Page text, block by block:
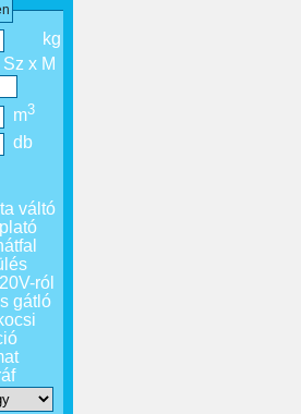
kg
x M
m3
db
váltó
ról
gátló